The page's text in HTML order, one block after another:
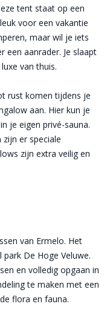
tent staat op een
voor een vakantie
maar wil je iets
een aanrader. Je slaapt
van thuis.
rust komen tijdens je
aan. Hier kun je
je eigen privé-sauna.
er speciale
zijn extra veilig en
van Ermelo. Het
De Hoge Veluwe.
en volledig opgaan in
te maken met een
flora en fauna.